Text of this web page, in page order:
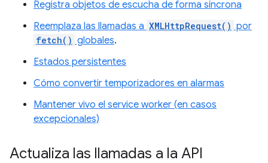
Registra objetos de escucha de forma síncrona
Reemplaza las llamadas a XMLHttpRequest() por
fetch() globales.
Estados persistentes
Cómo convertir temporizadores en alarmas
Mantener vivo el service worker (en casos
excepcionales)
Actualiza las llamadas a la API